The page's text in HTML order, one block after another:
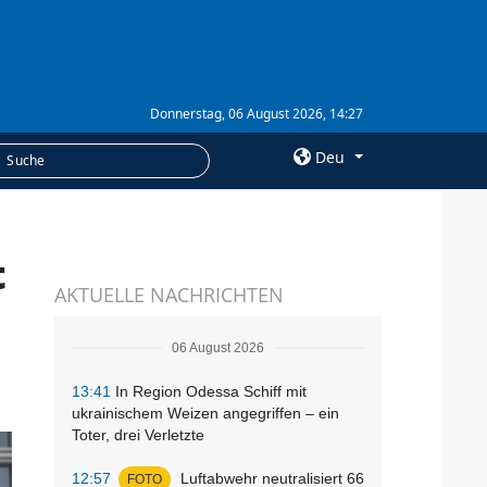
Donnerstag, 06 August 2026, 14:27
Deu
Abonnement
AKTUELLE NACHRICHTEN
06 August 2026
13:41 In Region Odessa Schiff mit
ukrainischem Weizen angegriffen – ein
Toter, drei Verletzte
12:57 FOTO
Luftabwehr neutralisiert 66